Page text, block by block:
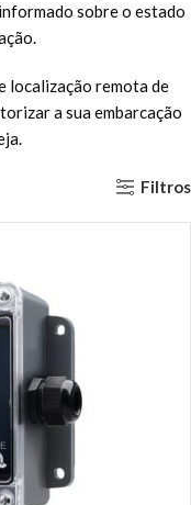
sobre o estado
localização remota de
a sua embarcação
Filtros